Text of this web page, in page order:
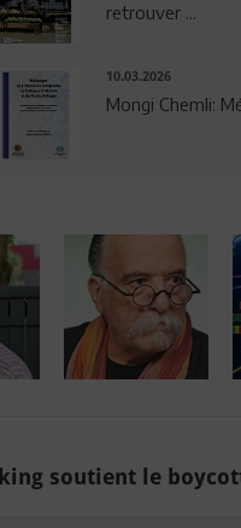
retrouver ...
10.03.2026
Mongi Chemli:
soutient le